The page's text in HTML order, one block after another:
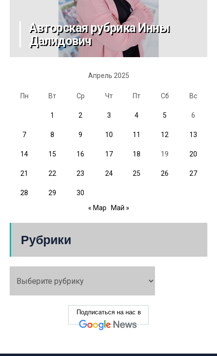
Авторская рубрика Инны
Далидович
Апрель 2025
Пн Вт Ср Чт Пт Сб Вс
1 2 3 4 5 6
7 8 9 10 11 12 13
14 15 16 17 18 19 20
21 22 23 24 25 26 27
28 29
30
« Мар
Май »
Рубрики
Подписаться на нас в